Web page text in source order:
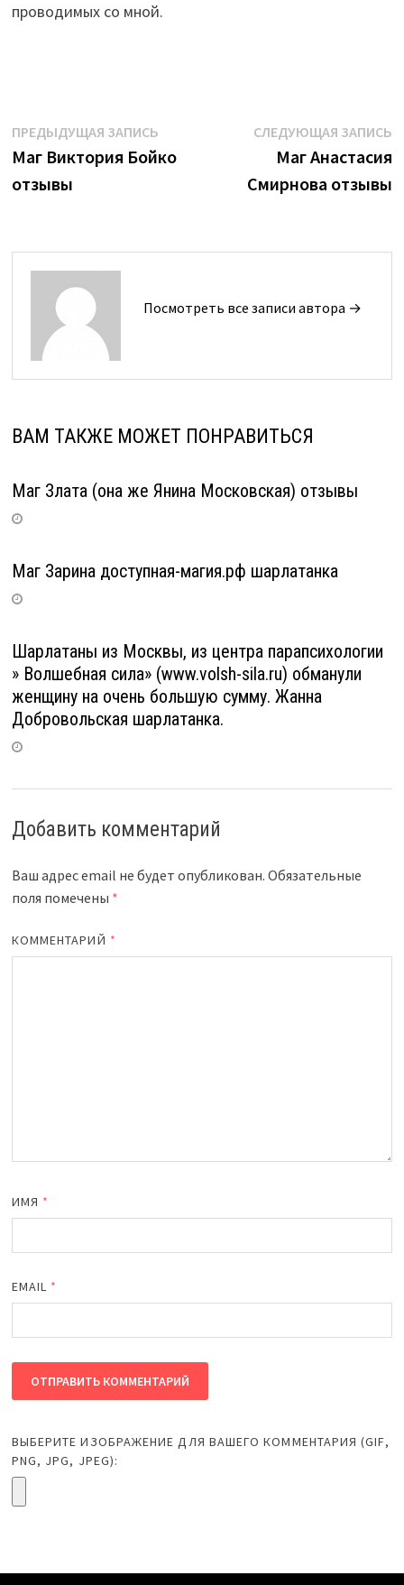
проводимых со мной.
Навигация
по
ПРЕДЫДУЩАЯ ЗАПИСЬПредыдущая
запись:
Маг Виктория Бойко
отзывы
СЛЕДУЮЩАЯ ЗАПИСЬ
Маг Анастасия
Смирнова отзывы
Посмотреть все записи автора →
ВАМ ТАКЖЕ МОЖЕТ ПОНРАВИТЬСЯ
Маг Злата (она же Янина Московская) отзывы
Маг Зарина доступная-магия.рф шарлатанка
Шарлатаны из Москвы, из центра парапсихологии
» Волшебная сила» (www.volsh-sila.ru) обманули
женщину на очень большую сумму. Жанна
Добровольская шарлатанка.
Добавить комментарий
Ваш адрес email не будет опубликован. Обязательные
поля помечены *
КОММЕНТАРИЙ *
ИМЯ *
EMAIL *
ВЫБЕРИТЕ ИЗОБРАЖЕНИЕ ДЛЯ ВАШЕГО КОММЕНТАРИЯ (GIF,
PNG, JPG, JPEG):